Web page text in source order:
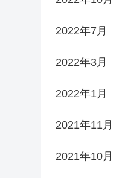
2022年7月
2022年3月
2022年1月
2021年11月
2021年10月